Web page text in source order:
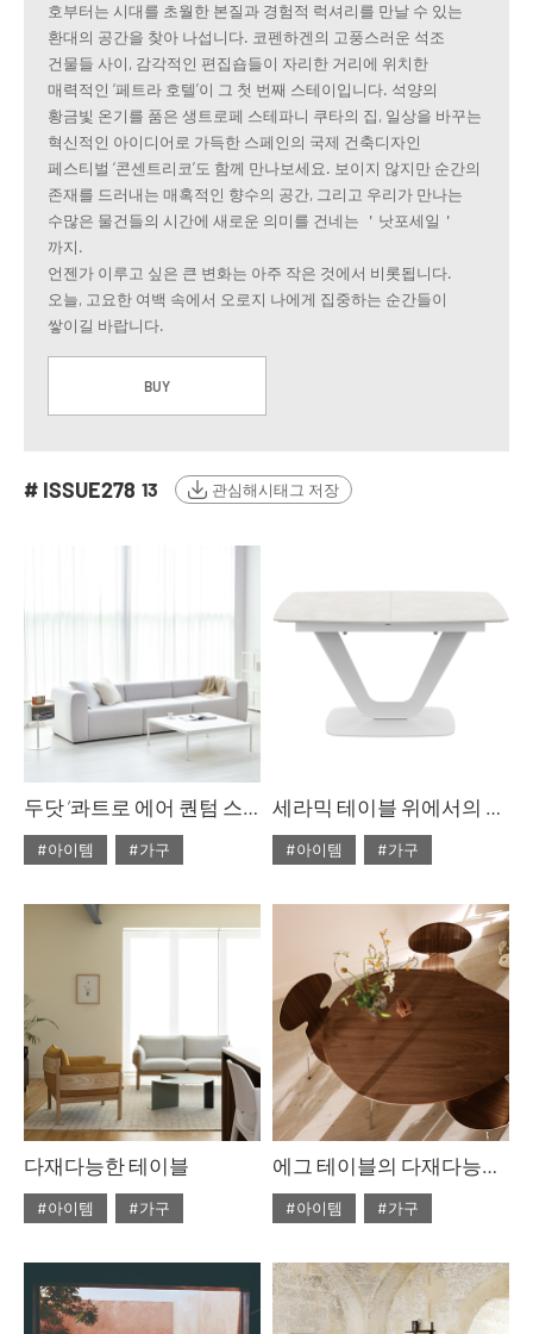
호부터는 시대를 초월한 본질과 경험적 럭셔리를 만날 수 있는
환대의 공간을 찾아 나섭니다. 코펜하겐의 고풍스러운 석조
건물들 사이, 감각적인 편집숍들이 자리한 거리에 위치한
매력적인 ‘페트라 호텔’이 그 첫 번째 스테이입니다. 석양의
황금빛 온기를 품은 생트로페 스테파니 쿠타의 집, 일상을 바꾸는
혁신적인 아이디어로 가득한 스페인의 국제 건축디자인
페스티벌 ‘콘센트리코’도 함께 만나보세요. 보이지 않지만 순간의
존재를 드러내는 매혹적인 향수의 공간, 그리고 우리가 만나는
수많은 물건들의 시간에 새로운 의미를 건네는 ＇낫포세일＇
까지.
언젠가 이루고 싶은 큰 변화는 아주 작은 것에서 비롯됩니다.
오늘, 고요한 여백 속에서 오로지 나에게 집중하는 순간들이
쌓이길 바랍니다.
BUY
# ISSUE278 13 관심해시태그 저장
두닷 ‘콰트로 에어 퀀텀 스퀘어 페닉스 소파 테이블
#아이템
#가구
#ISSUE283
세라믹 테이블 위에서의 만찬
#아이템
#가구
#테이블
다재다능한 테이블
#아이템
#가구
에그 테이블의 다재다능한 아름다움
#아이템
#가구
#ISSUE265
#테이블